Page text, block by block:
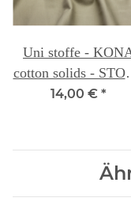
Uni stoffe -
cotton solids -
120
14,00 € *